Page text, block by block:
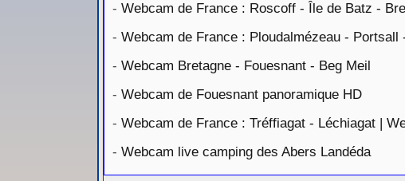
- Webcam de France : Roscoff - Île de Batz -
- Webcam de France : Ploudalmézeau - Portsall
- Webcam Bretagne - Fouesnant - Beg Meil
- Webcam de Fouesnant panoramique HD
- Webcam de France : Tréffiagat - Léchiagat |
- Webcam live camping des Abers Landéda